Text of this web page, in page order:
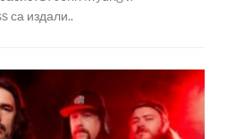
са издали..